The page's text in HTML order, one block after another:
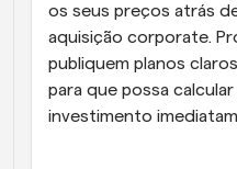
os seus preços atrás
aquisição corporate.
publiquem planos
para que possa
investimento